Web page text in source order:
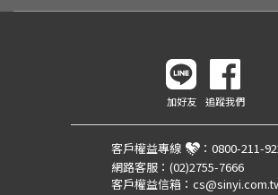
加好友 追蹤我們
客戶權益專線 ： 0800-211-
網路客服： (02)2755-7666
客戶權益信箱：